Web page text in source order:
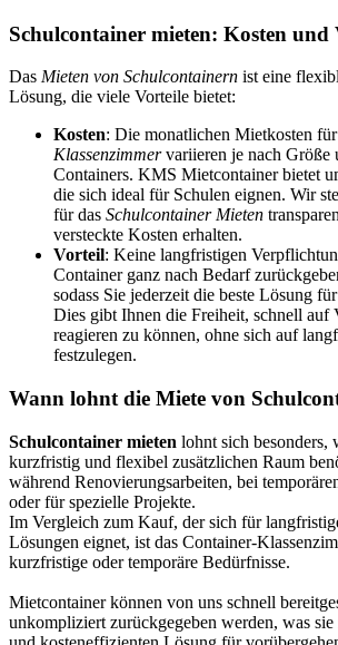
Schulcontainer mieten: Kosten und
Das Mieten von Schulcontainern ist eine
Lösung, die viele Vorteile bietet:
Kosten: Die monatlichen Mietkosten für
Klassenzimmervariieren je nach Größe
Containers. KMS Mietcontainer bietet
die sich ideal für Schulen eignen. Wir
für das Schulcontainer Mieten
versteckte Kosten erhalten.
Vorteil: Keine langfristigen
Container ganz nach Bedarf
sodass Sie jederzeit die beste Lösung
Dies gibt Ihnen die Freiheit, schnell auf
reagieren zu können, ohne sich auf
festzulegen.
Wann lohnt die Miete von
Schulcontainer mieten lohnt sich besonders,
kurzfristig und flexibel zusätzlichen Raum
während Renovierungsarbeiten, bei
oder für spezielle Projekte.
Im Vergleich zum Kauf, der sich für
Lösungen eignet, ist das Container-
kurzfristige oder temporäre Bedürfnisse.
Mietcontainer können von uns schnell
unkompliziert zurückgegeben werden, was sie